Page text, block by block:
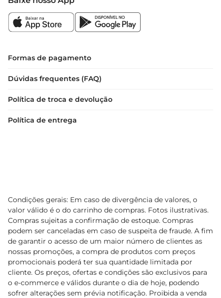
Formas de pagamento
Dúvidas frequentes (FAQ)
Política de troca e devolução
Política de entrega
Condições gerais: Em caso de divergência de valores, o
valor válido é o do carrinho de compras. Fotos ilustrativas.
Compras sujeitas a confirmação de estoque. Compras
podem ser canceladas em caso de suspeita de fraude. A fim
de garantir o acesso de um maior número de clientes as
nossas promoções, a compra de produtos com preços
promocionais poderá ter sua quantidade limitada por
cliente. Os preços, ofertas e condições são exclusivos para
o e-commerce e válidos durante o dia de hoje, podendo
sofrer alterações sem prévia notificação. Proibida a venda